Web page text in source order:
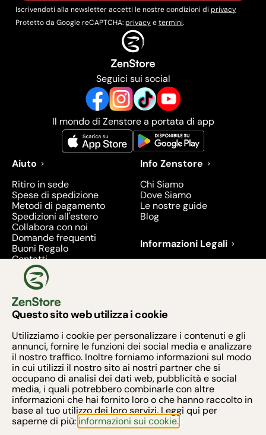
Iscrivendoti alla newsletter accetti le nostre condizioni di privacy
Protetto da Google reCAPTCHA:privacyetermini.
Seguici sui social
Il mondo di Zenstore a portata di app
Aiuto
Ritiro in sede
Spese di spedizione
Metodi di pagamento
Spedizioni all'estero
Collabora con noi
Domande frequenti
Buoni Regalo
Contatti
Info Zenstore
Chi Siamo
Dove Siamo
Le nostre guide
Blog
Informazioni Legali
ritirati - 2026
Metodi di pagamento
Armonia Zen S.R.L. - Via Taurano 60, 84016 PAGANI
(SA)
Iscritta al Registro Impreso presso la C.C.I.A.A. di
Questo sito web utilizza i cookie
Utilizziamo i cookie per personalizzare i contenuti e gli
annunci, fornire le funzioni dei social media e analizzare
il nostro traffico. Inoltre forniamo informazioni sul modo
in cui utilizzi il nostro sito ai nostri partner che si
occupano di analisi dei dati web, pubblicità e social
media, i quali potrebbero combinarle con altre
informazioni che hai fornito loro o che hanno raccolto in
base al tuo utilizzo dei loro servizi. Leggi qui per
saperne di più: informazioni sui cookie.